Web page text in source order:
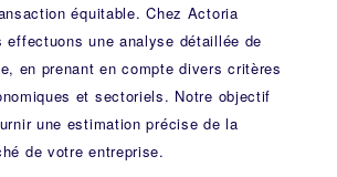
équitable. Chez Actoria
effectuons une analyse détaillée de
en prenant en compte divers critères
et sectoriels. Notre objectif
une estimation précise de la
de votre entreprise.